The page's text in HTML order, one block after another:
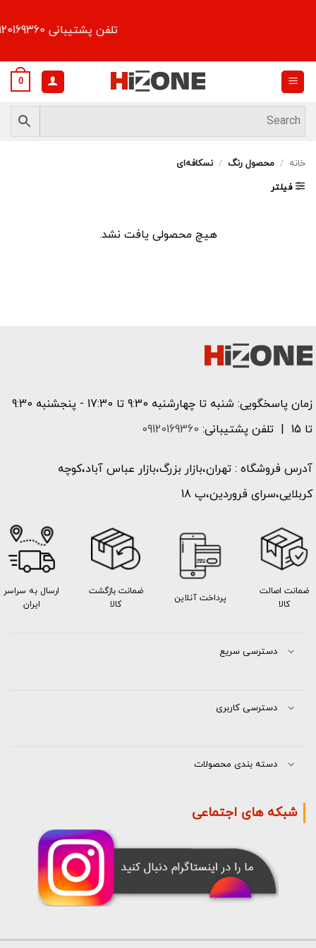
تلفن پشتیبانی 09120169360
0
خانه / محصول رنگ / نسکافه‌ای
فیلتر
هیچ محصولی یافت نشد.
زمان پاسخگویی: شنبه تا چهارشنبه 9:30 تا 17:30 - پنجشنبه 9:30
تا 15 | تلفن پشتیبانی:
09120169360
آدرس فروشگاه : تهران،بازار بزرگ،بازار عباس آباد،کوچه
کربلایی،سرای فروردین،پ 18
ضمانت اصالت
کالا
پرداخت آنلاین
ضمانت بازگشت
کالا
ارسال به سراسر
ایران
دسترسی سریع
دسترسی کاربری
دسته بندی محصولات
شبکه های اجتماعی